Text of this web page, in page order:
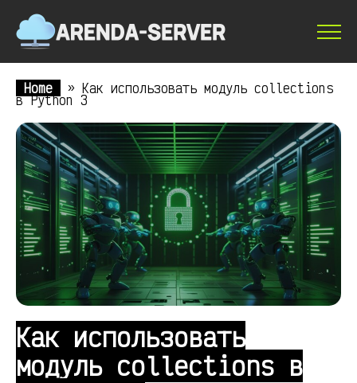
Home » Как использовать модуль collections
в Python 3
Как использовать
модуль collections в